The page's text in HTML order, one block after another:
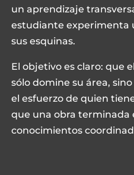
un aprendizaje
estudiante experimenta
sus esquinas.
El objetivo es claro: que
sólo domine su área,
el esfuerzo de quien
que una obra terminada
conocimientos